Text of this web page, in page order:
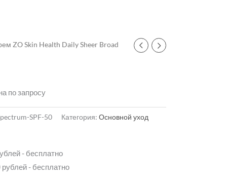
ZO Skin Health Daily Sheer Broad
по запросу
SPF-50 Категория: Основной уход
- бесплатно
- бесплатно